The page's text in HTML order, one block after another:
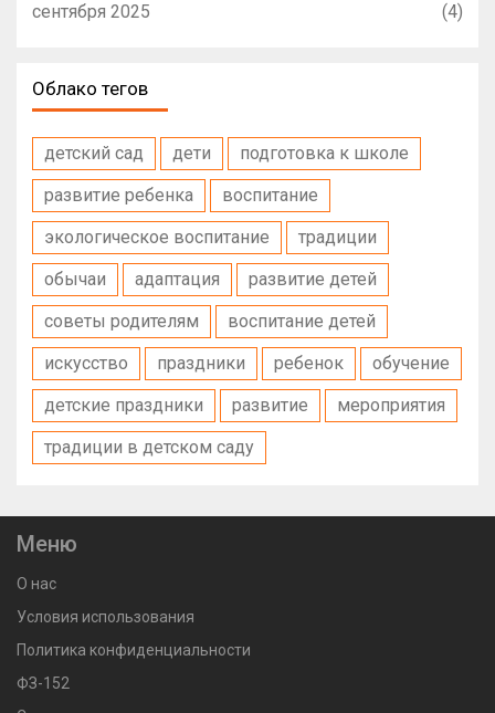
сентября 2025
(4)
Облако тегов
детский сад дети
подготовка к школе
развитие ребенка
воспитание
экологическое воспитание
традиции
обычаи
адаптация
развитие детей
советы родителям
воспитание детей
искусство
праздники ребенок
обучение
детские праздники
развитие
мероприятия
традиции в детском саду
Меню
О нас
Условия использования
Политика конфиденциальности
ФЗ-152